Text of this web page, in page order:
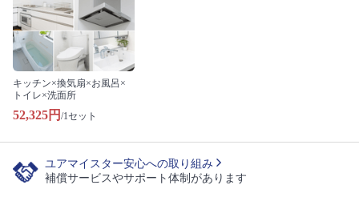
キッチン×換気扇×お風呂×
トイレ×洗面所
52,325円 /1セット
ユアマイスター安心への取り組み
補償サービスやサポート体制があります